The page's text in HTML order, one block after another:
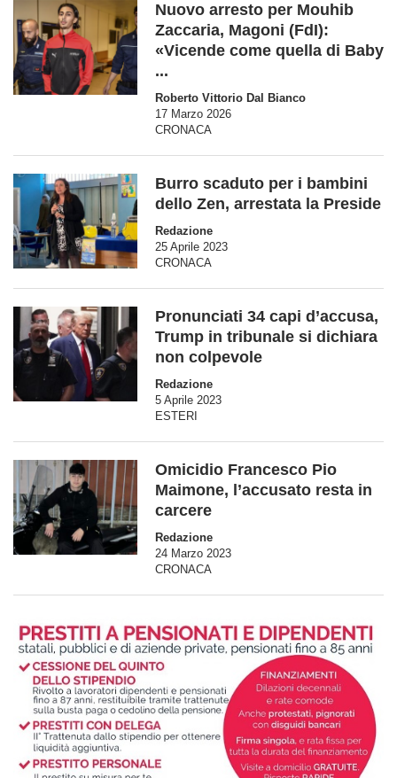
Nuovo arresto per Mouhib
Zaccaria, Magoni (FdI):
«Vicende come quella di Baby
...
Roberto Vittorio Dal Bianco
17 Marzo 2026
CRONACA
Burro scaduto per i bambini
dello Zen, arrestata la Preside
Redazione
25 Aprile 2023
CRONACA
Pronunciati 34 capi d’accusa,
Trump in tribunale si dichiara
non colpevole
Redazione
5 Aprile 2023
ESTERI
Omicidio Francesco Pio
Maimone, l’accusato resta in
carcere
Redazione
24 Marzo 2023
CRONACA